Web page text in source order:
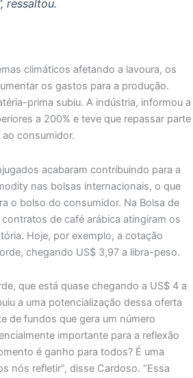
ressaltou.
climáticos afetando a lavoura, os
os gastos para a produção.
prima subiu. A indústria, informou a
a 200% e teve que repassar parte
consumidor.
acabaram contribuindo para a
nas bolsas internacionais, o que
o bolso do consumidor. Na Bolsa de
de café arábica atingiram os
Hoje, por exemplo, a cotação
chegando US$ 3,97 a libra-peso.
que está quase chegando a US$ 4 a
a uma potencialização dessa oferta
de fundos que gera um número
importante para a reflexão
é ganho para todos? É uma
nós refletir”, disse Cardoso. “Essa